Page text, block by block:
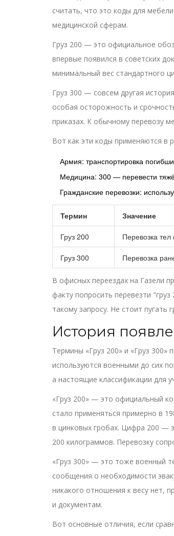
считать, что это коды для
медицинской сферам.
Груз 200 — это официальное
впервые появился в советских
минимальный вес стандартного
Груз 300 — совсем другая
особая осторожность и
приказах. К обычному перевозу
Вот как эти коды применяются в
Армия: транспортировка
Медицина: 300 — перевести
Гражданские перевозки:
Термин Значение
Груз 200 Перевозка
Груз 300 Перевозка
В офисных переездах на Газели
факту попросить перевезти
такому запросу. Не стоит пугать
История
Термины «Груз 200» и «Груз
используются военными до сих
а настоящие классификации для
«Груз 200» — это официальный
стало применяться примерно в
в цинковых гробах. Цифра 200 —
200 килограммов. Перевозку
«Груз 300» — это тоже военный
сообщения о необходимости
никакого отношения к весу нет,
и документам.
Вот основные отличия, если